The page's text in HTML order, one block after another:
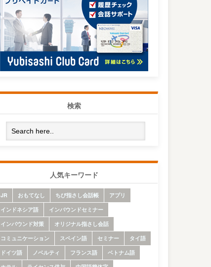
検索
人気キーワード
JR おもてなし ちび指さし会話帳
アプリ
インドネシア語
インバウンドセミナー
インバウンド対策
オリジナル指さし会話
コミュニケーション
スペイン語 セミナー
タイ語
ドイツ語
ノベルティ フランス語
ベトナム語